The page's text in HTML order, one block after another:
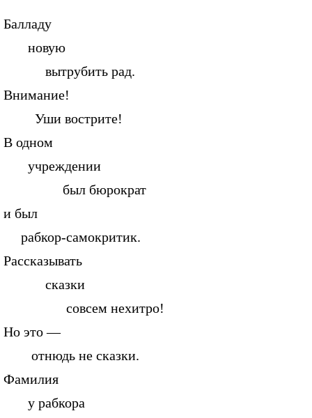
Балладу
новую
вытрубить рад.
Внимание!
Уши вострите!
В одном
учреждении
был бюрократ
и был
рабкор-самокритик.
Рассказывать
сказки
совсем нехитро!
Но это —
отнюдь не сказки.
Фамилия
у рабкора